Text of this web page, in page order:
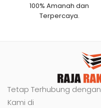
100% Amanah dan
Terpercaya.
Tetap Terhubung dengan
Kami di